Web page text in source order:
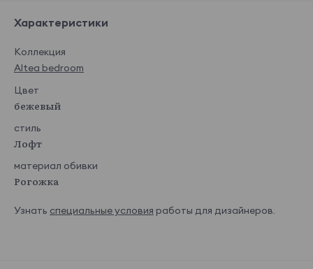
Характеристики
Коллекция
Altea bedroom
Цвет
бежевый
стиль
Лофт
материал обивки
Рогожка
Узнать специальные условия работы для дизайнеров.